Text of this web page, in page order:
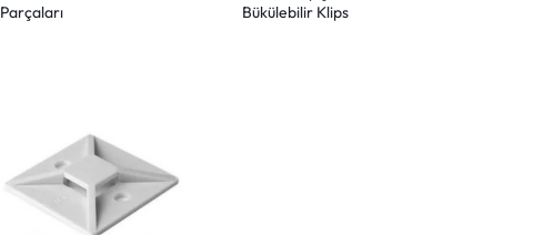
Parçaları
Bükülebilir Klips